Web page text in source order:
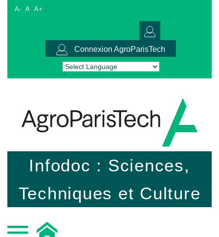
A- A A+
Connexion AgroParisTech
Powered by Translate
Infodoc : Sciences,
Techniques et Culture